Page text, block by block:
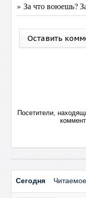
» За что воюешь?
Оставить
Посетители,
Сегодня Читаемое